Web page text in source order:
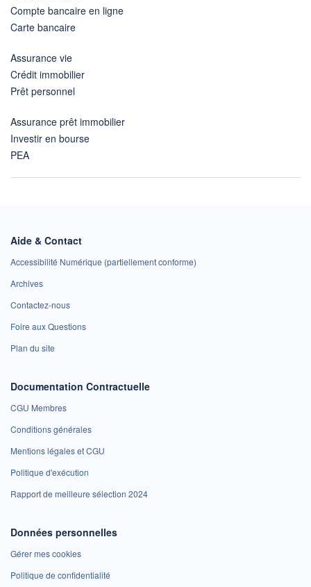
Compte bancaire en ligne
Carte bancaire
Assurance vie
Crédit immobilier
Prêt personnel
Assurance prêt immobilier
Investir en bourse
PEA
Aide & Contact
Accessibilité Numérique (partiellement conforme)
Archives
Contactez-nous
Foire aux Questions
Plan du site
Documentation Contractuelle
CGU Membres
Conditions générales
Mentions légales et CGU
Politique d'exécution
Rapport de meilleure sélection 2024
Données personnelles
Gérer mes cookies
Politique de confidentialité